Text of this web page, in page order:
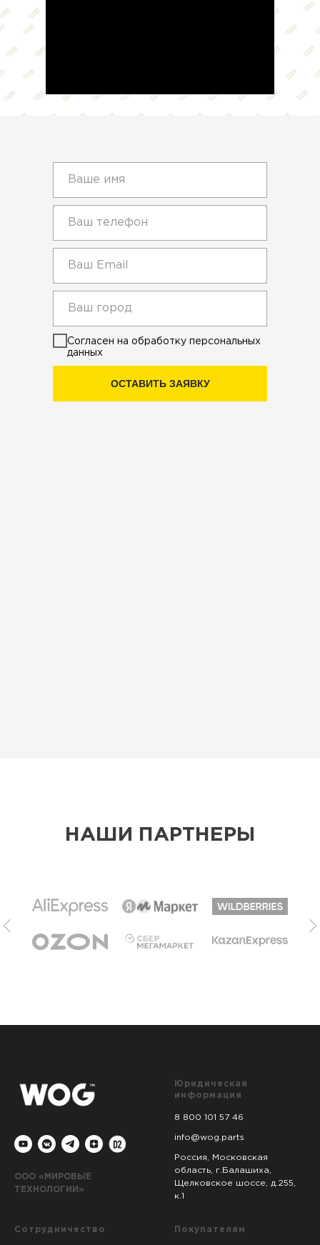
Согласен на обработку персональных
данных
ОСТАВИТЬ ЗАЯВКУ
НАШИ ПАРТНЕРЫ
ООО «МИРОВЫЕ
ТЕХНОЛОГИИ»
Юридическая
информация
8 800 101 57 46
info@wog.parts
Россия, Московская
область, г.Балашиха,
Щелковское шоссе, д.255,
к.1
Сотрудничество Покупателям